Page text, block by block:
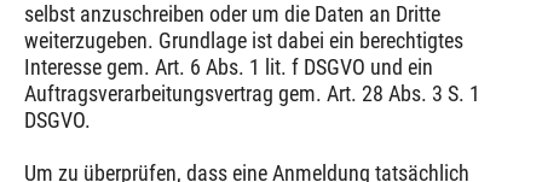
selbst anzuschreiben oder um die Daten an Dritte
weiterzugeben. Grundlage ist dabei ein berechtigtes
Interesse gem. Art. 6 Abs. 1 lit. f DSGVO und ein
Auftragsverarbeitungsvertrag gem. Art. 28 Abs. 3 S. 1
DSGVO.
Um zu überprüfen, dass eine Anmeldung tatsächlich